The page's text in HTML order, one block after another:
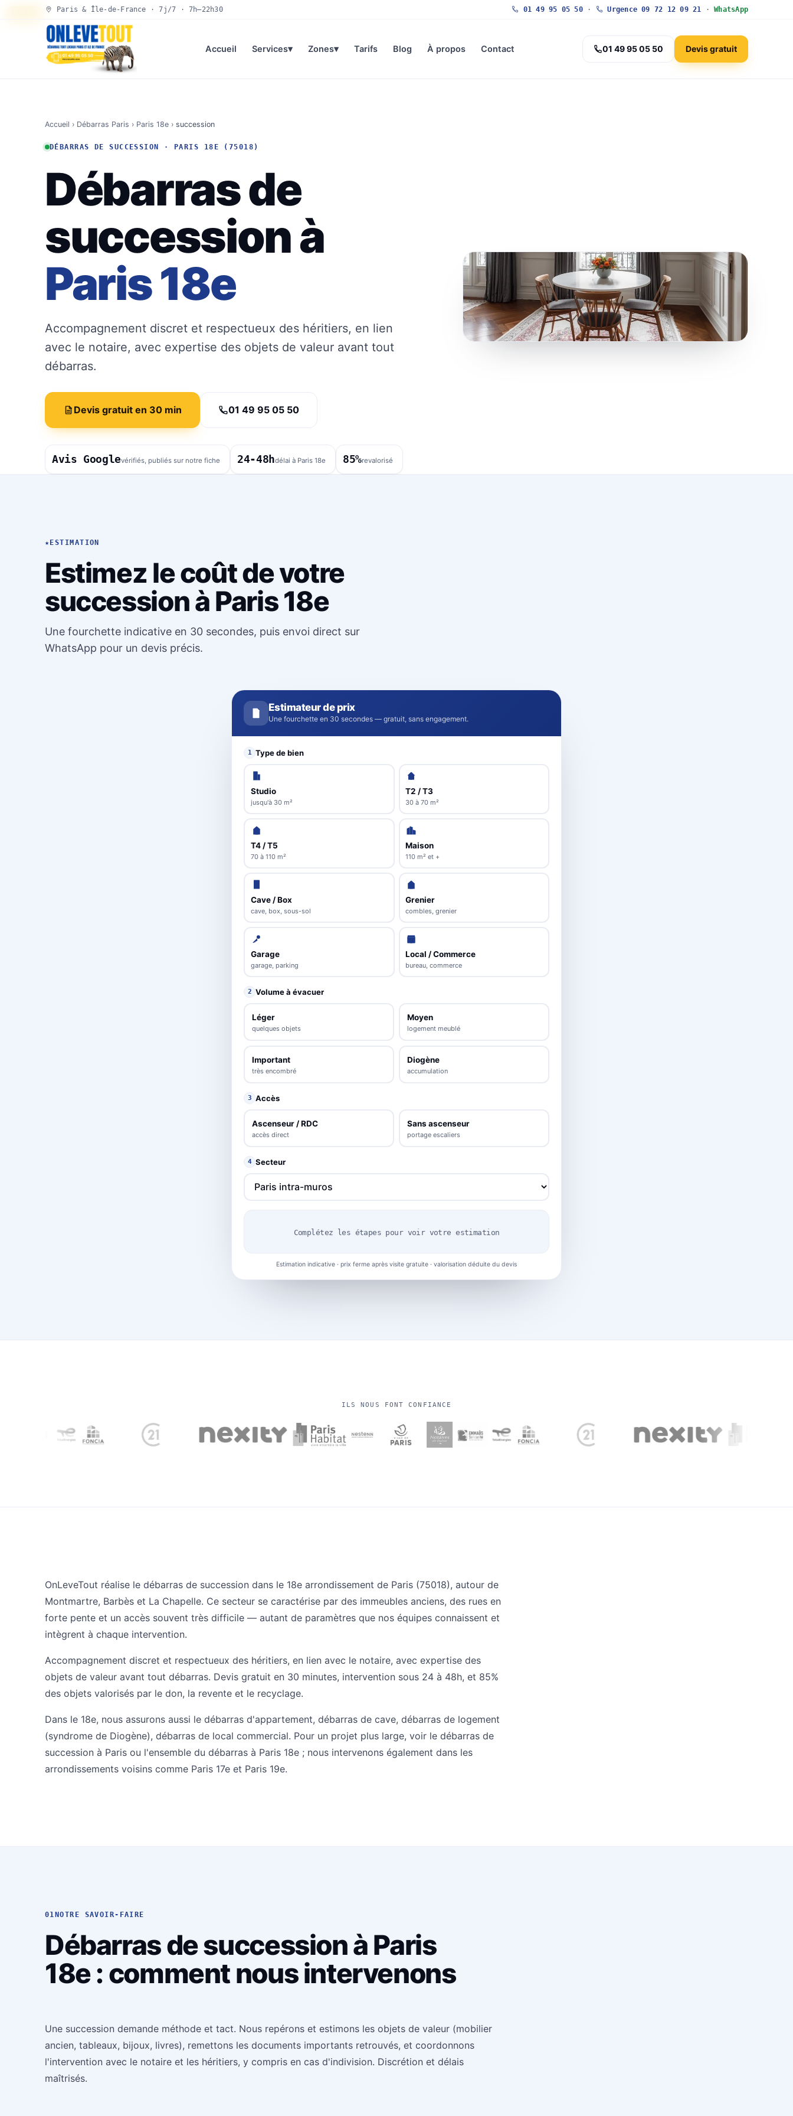
Paris & Île-de-France · 7j/7 · 7h–22h30 01 49 95 05 50· Urgence 09 72 12 09 21 ·WhatsApp
Accueil Services▾ Zones▾ Tarifs Blog À propos Contact 01 49 95 05 50 Devis gratuit
Accueil › Débarras Paris › Paris 18e › succession
DÉBARRAS DE SUCCESSION · PARIS 18E (75018)
Débarras de
succession à
Paris 18e
Accompagnement discret et respectueux des héritiers, en lien
avec le notaire, avec expertise des objets de valeur avant tout
débarras.
Devis gratuit en 30 min 01 49 95 05 50
Avis Googlevérifiés, publiés sur notre fiche 24-48hdélai à Paris 18e 85%revalorisé
★ ESTIMATION
Estimez le coût de votre
succession à Paris 18e
Une fourchette indicative en 30 secondes, puis envoi direct sur
WhatsApp pour un devis précis.
Estimateur de prix
Une fourchette en 30 secondes — gratuit, sans engagement.
1 Type de bien
Studio
jusqu'à 30 m²
T2 / T3
30 à 70 m²
T4 / T5
70 à 110 m²
Maison
110 m² et +
Cave / Box
cave, box, sous-sol
Grenier
combles, grenier
Garage
garage, parking
Local / Commerce
bureau, commerce
2 Volume à évacuer
Léger
quelques objets
Moyen
logement meublé
Important
très encombré
Diogène
accumulation
3 Accès
Ascenseur / RDC
accès direct
Sans ascenseur
portage escaliers
4 Secteur
Complétez les étapes pour voir votre estimation
Estimation indicative · prix ferme après visite gratuite · valorisation déduite du devis
ILS NOUS FONT CONFIANCE
OnLeveTout réalise le débarras de succession dans le 18e arrondissement de Paris (75018), autour de
Montmartre, Barbès et La Chapelle. Ce secteur se caractérise par des immeubles anciens, des rues en
forte pente et un accès souvent très difficile — autant de paramètres que nos équipes connaissent et
intègrent à chaque intervention.
Accompagnement discret et respectueux des héritiers, en lien avec le notaire, avec expertise des
objets de valeur avant tout débarras. Devis gratuit en 30 minutes, intervention sous 24 à 48h, et 85%
des objets valorisés par le don, la revente et le recyclage.
Dans le 18e, nous assurons aussi le débarras d'appartement, débarras de cave, débarras de logement
(syndrome de Diogène), débarras de local commercial. Pour un projet plus large, voir le débarras de
succession à Paris ou l'ensemble du débarras à Paris 18e ; nous intervenons également dans les
arrondissements voisins comme Paris 17e et Paris 19e.
01 NOTRE SAVOIR-FAIRE
Débarras de succession à Paris
18e : comment nous intervenons
Une succession demande méthode et tact. Nous repérons et estimons les objets de valeur (mobilier
ancien, tableaux, bijoux, livres), remettons les documents importants retrouvés, et coordonnons
l'intervention avec le notaire et les héritiers, y compris en cas d'indivision. Discrétion et délais
maîtrisés.